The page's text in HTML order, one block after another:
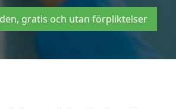
gratis och utan förpliktelser